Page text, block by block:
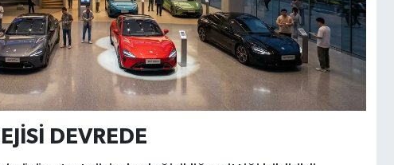
DEVREDE